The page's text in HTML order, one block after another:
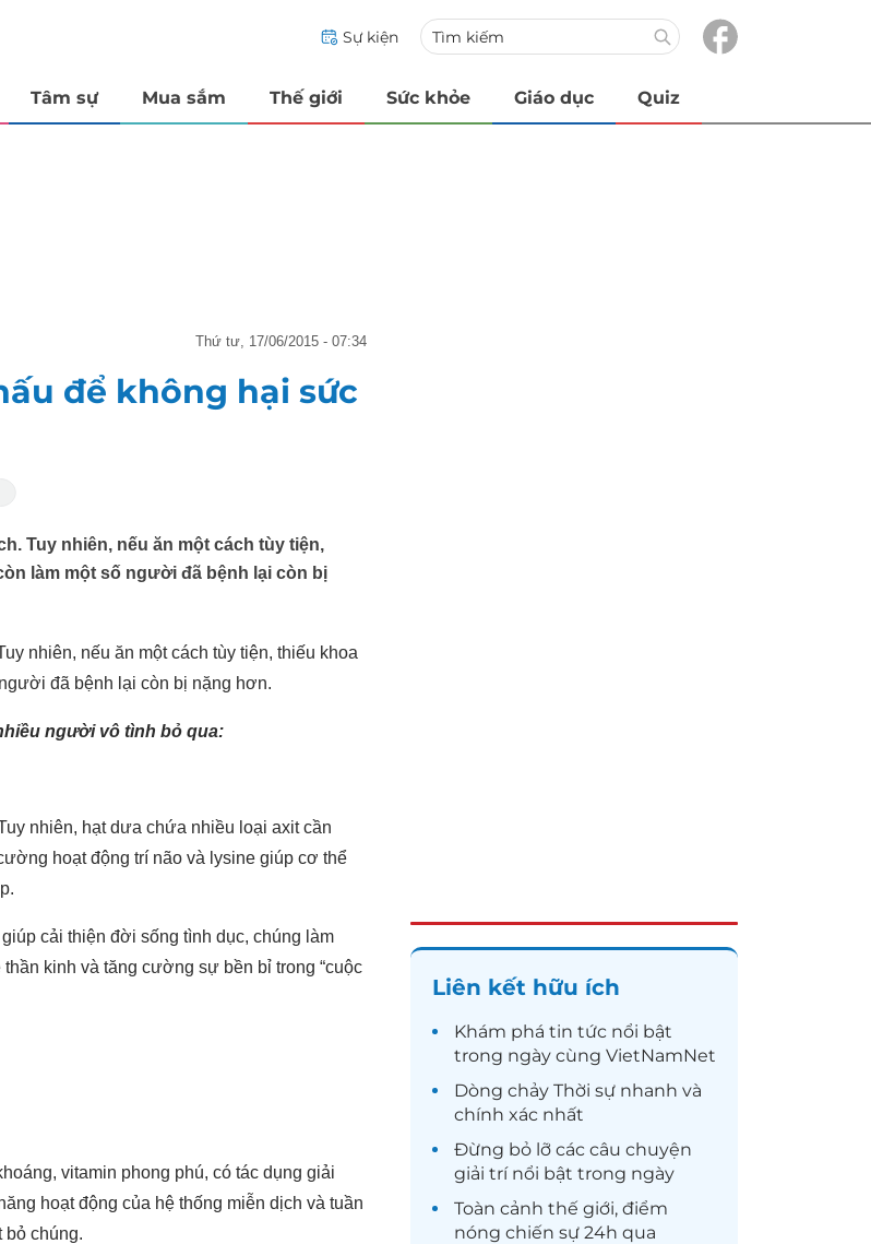
Sự kiện
Tâm sự Mua sắm Thế giới Sức khỏe Giáo dục Quiz
thứ tư, 17/06/2015 - 07:34
để không hại sức
Tuy nhiên, nếu ăn một cách tùy tiện,
làm một số người đã bệnh lại còn bị
nhiên, nếu ăn một cách tùy tiện, thiếu khoa
đã bệnh lại còn bị nặng hơn.
người vô tình bỏ qua:
nhiên, hạt dưa chứa nhiều loại axit cần
hoạt động trí não và lysine giúp cơ thể
cải thiện đời sống tình dục, chúng làm
kinh và tăng cường sự bền bỉ trong “cuộc
vitamin phong phú, có tác dụng giải
hoạt động của hệ thống miễn dịch và tuần
bỏ chúng.
Liên kết hữu ích
Khám phá tin tức nổi bật
trong ngày cùng VietNamNet
Dòng chảy Thời sự nhanh và
chính xác nhất
Đừng bỏ lỡ các câu chuyện
giải trínổi bật trong ngày
Toàn cảnh thế giới, điểm
nóng chiến sự 24h qua